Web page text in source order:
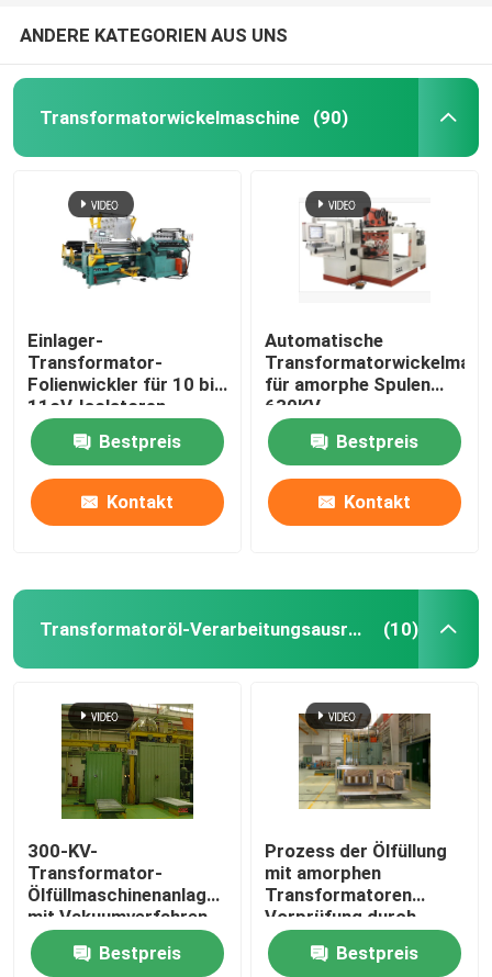
ANDERE KATEGORIEN AUS UNS
Transformatorwickelmaschine (90)
Einlager-
Transformator-
Folienwickler für 10 bis
11oV-Isolatoren
Bestpreis
Kontakt
Automatische
für amorphe Spulen
630KV
Öltransformator
Bestpreis
Kontakt
Transformatoröl-Verarbeitungsausrüstung (10)
300-KV-
Transformator-
Ölfüllmaschinenanlage
mit Vakuumverfahren
Bestpreis
Prozess der Ölfüllung
mit amorphen
Transformatoren
Vorprüfung durch
Elektrizität
Vakuumtrocknung
Bestpreis